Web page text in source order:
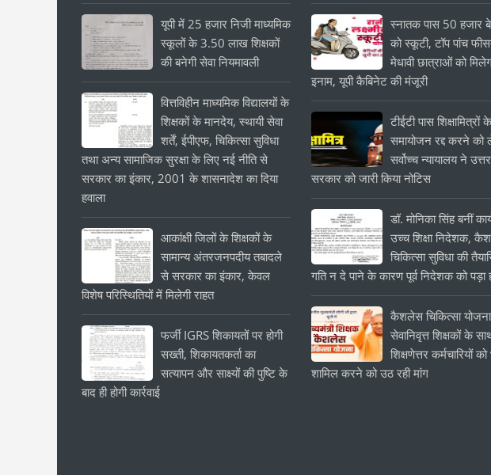
यूपी में 25 हजार निजी माध्यमिक
स्कूलों के 3.50 लाख शिक्षकों
की बनेगी सेवा नियमावली
वित्तविहीन माध्यमिक विद्यालयों के
शिक्षकों के मानदेय, स्थायी सेवा
शर्तें, ईपीएफ, चिकित्सा सुविधा
तथा अन्य सामाजिक सुरक्षा के लिए नई नीति से
सरकार का इंकार, 2001 के शासनादेश का दिया
हवाला
आकांक्षी जिलों के शिक्षकों के
सामान्य अंतरजनपदीय तबादले
से सरकार का इंकार, केवल
विशेष परिस्थितियों में मिलेगी राहत
फर्जी IGRS शिकायतों पर होगी
सख्ती, शिकायतकर्ता का
सत्यापन और साक्ष्यों की पुष्टि के
बाद ही होगी कार्रवाई
स्नातक पास 50 हजार
को स्कूटी, टॉप पांच
मेधावी छात्राओं को
इनाम, यूपी कैबिनेट की मंजूरी
टीईटी पास शिक्षामित्रों
समायोजन रद्द करने
सर्वोच्च न्यायालय ने
सरकार को जारी किया नोटिस
डॉ. मोनिका सिंह बनीं
उच्च शिक्षा निदेशक,
चिकित्सा सुविधा की
गति न दे पाने के कारण पूर्व निदेशक को पड़ा
कैशलेस चिकित्सा
सेवानिवृत्त शिक्षकों के
शिक्षणेत्तर कर्मचारियों को
शामिल करने को उठ रही मांग